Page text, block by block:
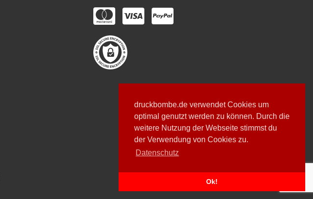
druckbombe.de verwendet Cookies um
optimal genutzt werden zu können. Durch die
weitere Nutzung der Webseite stimmst du
der Verwendung von Cookies zu.
Datenschutz
Ok!